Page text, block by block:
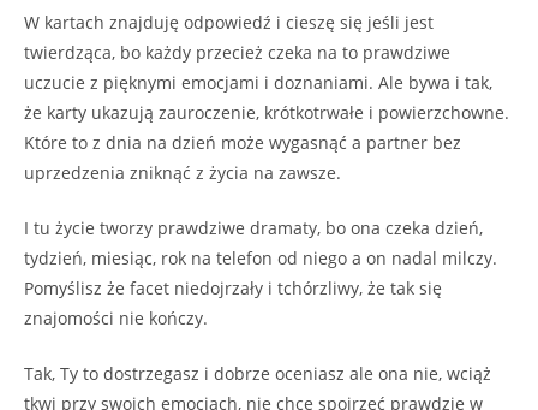
W kartach znajduję odpowiedź i cieszę się jeśli jest
twierdząca, bo każdy przecież czeka na to prawdziwe
uczucie z pięknymi emocjami i doznaniami. Ale bywa i tak,
że karty ukazują zauroczenie, krótkotrwałe i powierzchowne.
Które to z dnia na dzień może wygasnąć a partner bez
uprzedzenia zniknąć z życia na zawsze.
I tu życie tworzy prawdziwe dramaty, bo ona czeka dzień,
tydzień, miesiąc, rok na telefon od niego a on nadal milczy.
Pomyślisz że facet niedojrzały i tchórzliwy, że tak się
znajomości nie kończy.
Tak, Ty to dostrzegasz i dobrze oceniasz ale ona nie, wciąż
tkwi przy swoich emocjach, nie chce spojrzeć prawdzie w